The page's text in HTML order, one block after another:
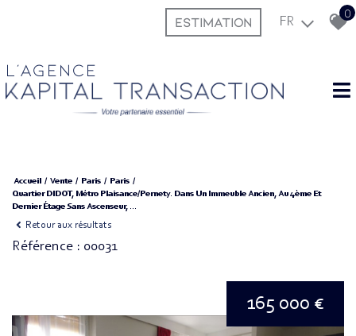
ESTIMATION FR
0
L'agence
Accueil Vente Paris
Paris
Quartier DIDOT, Métro Plaisance/Pernety. Dans Un Immeuble Ancien, Au 4ème Et
Dernier Étage Sans Ascenseur, ...
Retour aux résultats
Référence : 00031
165 000 €